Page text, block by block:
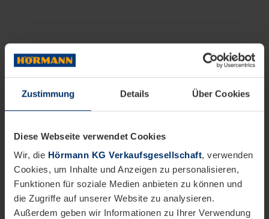
Zustimmung Details Über Cookies
Diese Webseite verwendet Cookies
Wir, die Hörmann KG Verkaufsgesellschaft, verwenden
Cookies, um Inhalte und Anzeigen zu personalisieren,
Funktionen für soziale Medien anbieten zu können und
die Zugriffe auf unserer Website zu analysieren.
Außerdem geben wir Informationen zu Ihrer Verwendung